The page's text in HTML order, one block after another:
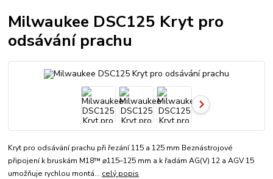
Milwaukee DSC125 Kryt pro
odsávání prachu
Kryt pro odsávání prachu při řezání 115 a 125 mm Beznástrojové
připojení k bruskám M18™ ⌀115–125 mm a k řadám AG(V) 12 a AGV 15
umožňuje rychlou montá... celý popis